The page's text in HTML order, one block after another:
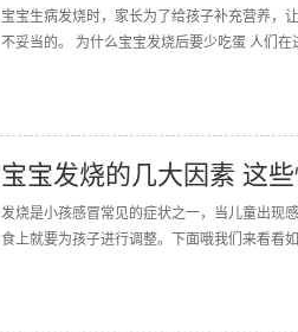
宝宝生病发烧时，家长为了给孩子补充营养，
不妥当的。 为什么宝宝发烧后要少吃蛋 人们在
宝宝发烧的几大因素 这
发烧是小孩感冒常见的症状之一，当儿童出现
食上就要为孩子进行调整。下面哦我们来看看